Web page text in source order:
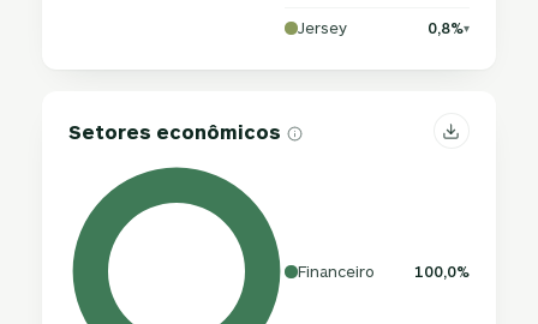
Jersey 0,8%▾
Setores econômicos
Financeiro 100,0%